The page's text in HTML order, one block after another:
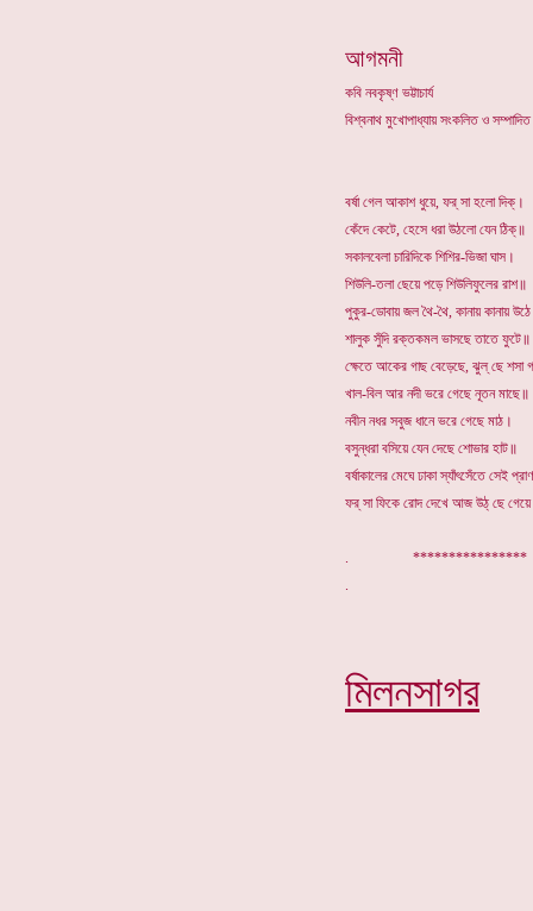
আগমনী
কবি নবকৃষ্ণ ভট্টাচার্য
বিশ্বনাথ মুখোপাধ্যায় সংকলিত ও
বর্ষা গেল আকাশ ধুয়ে, ফর্ সা হলো দিক্।
কেঁদে কেটে, হেসে ধরা উঠলো যেন ঠিক্॥
সকালবেলা চারিদিকে শিশির-ভিজা ঘাস।
শিউলি-তলা ছেয়ে পড়ে শিউলিফুলের রাশ॥
পুকুর-ডোবায় জল থৈ-থৈ, কানায় কানায়
শালুক সুঁদি রক্তকমল ভাসছে তাতে ফুটে॥
ক্ষেতে আকের গাছ বেড়েছে, ঝুল্ ছে শসা
খাল-বিল আর নদী ভরে গেছে নূতন মাছে॥
নবীন নধর সবুজ ধানে ভরে গেছে মাঠ।
বসুন্ধরা বসিয়ে যেন দেছে শোভার হাট॥
বর্ষাকালের মেঘে ঢাকা স্যাঁৎসেঁতে সেই
ফর্ সা ফিকে রোদ দেখে আজ উঠ্ ছে
.
মিলনসাগর